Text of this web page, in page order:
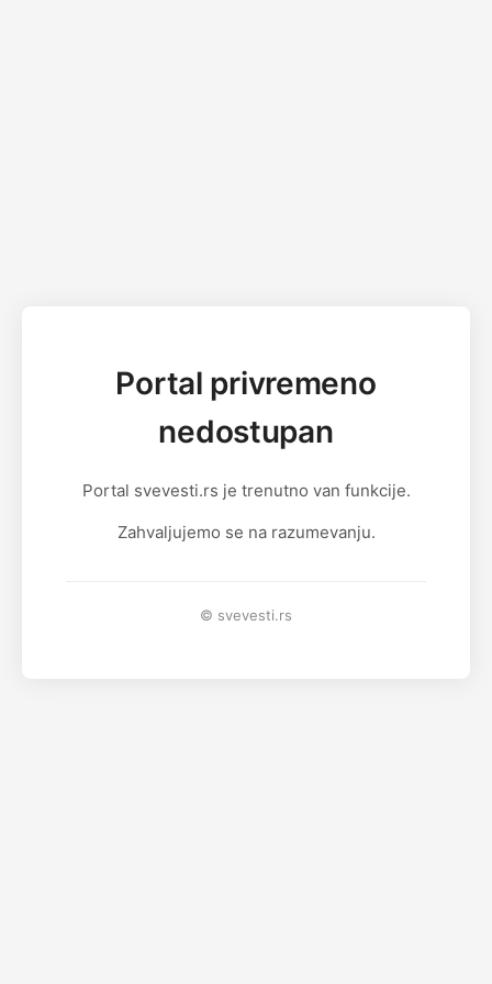
Portal privremeno
nedostupan
Portal svevesti.rs je trenutno van funkcije.
Zahvaljujemo se na razumevanju.
© svevesti.rs